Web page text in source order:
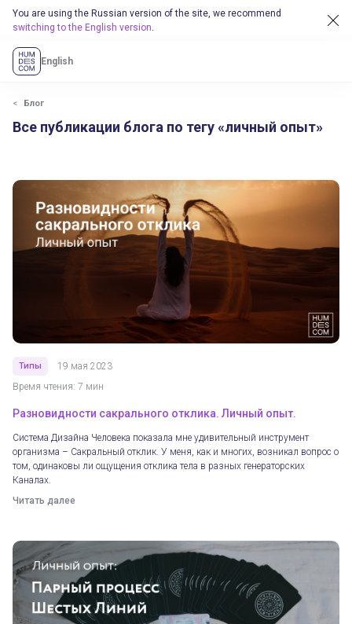
You are using the Russian version of the site, we recommend
switching to the English version.
English
Блог
Все публикации блога по тегу «личный опыт»
Типы
19 мая 2023
Время чтения: 7 мин
Разновидности сакрального отклика. Личный опыт.
Система Дизайна Человека показала мне удивительный инструмент
организма – Сакральный отклик. У меня, как и многих, возникал вопрос о
том, одинаковы ли ощущения отклика тела в разных генераторских
Каналах.
Читать далее